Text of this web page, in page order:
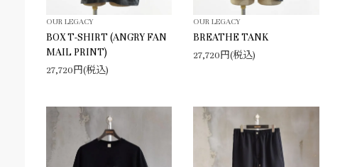
OUR LEGACY
BOX T-SHIRT (ANGRY FAN
MAIL PRINT)
27,720円(税込)
OUR LEGACY
BREATHE TANK
27,720円(税込)